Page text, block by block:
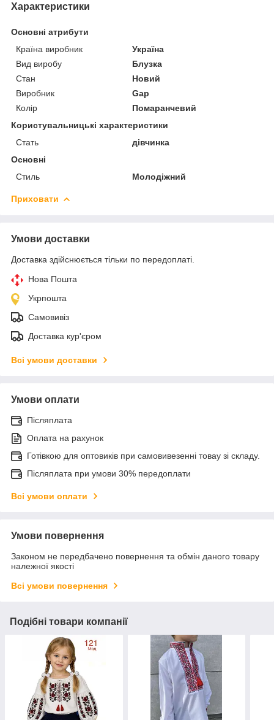
Характеристики
Основні атрибути
Країна виробник
Україна
Вид виробу
Блузка
Стан
Новий
Виробник
Gap
Колір
Помаранчевий
Користувальницькі характеристики
Стать
дівчинка
Основні
Стиль
Молодіжний
Приховати
Умови доставки
Доставка здійснюється тільки по передоплаті.
Нова Пошта
Укрпошта
Самовивіз
Доставка кур'єром
Всі умови доставки
Умови оплати
Післяплата
Оплата на рахунок
Готівкою для оптовиків при самовивезенні товау зі складу.
Післяплата при умови 30% передоплати
Всі умови оплати
Умови повернення
Законом не передбачено повернення та обмін даного товару
належної якості
Всі умови повернення
Подібні товари компанії